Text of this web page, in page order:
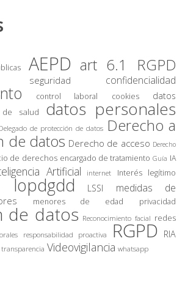
AEPD art 6.1 RGPD
confidencialidad
control laboral cookies
datos
salud datos personales
de protección de datos Derecho a
de datos Derecho de acceso Derecho
de derechos encargado de tratamiento Guía IA
Artificial internet Interés legítimo
lopdgdd LSSI
medidas de
menores de edad privacidad
de datos Reconocimiento facial redes
responsabilidad proactiva RGPD RIA
transparencia Videovigilancia whatsapp